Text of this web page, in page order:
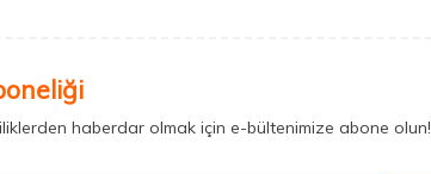
haberdar olmak için e-bültenimize abone olun!